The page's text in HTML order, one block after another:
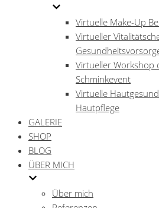
Virtuelle Make-Up
Virtueller
Virtueller Workshop
Schminkevent
Virtuelle
Hautpflege
GALERIE
SHOP
BLOG
ÜBER MICH
Über mich